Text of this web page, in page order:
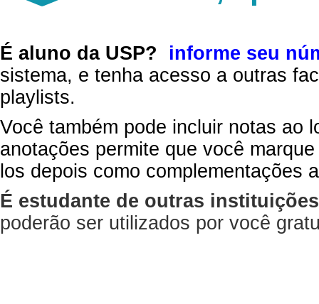
É aluno da USP?
informe seu
sistema, e tenha acesso a outras
playlists.
Você também pode incluir notas ao
anotações permite que você
los depois como complementações
É estudante de outras
poderão ser utilizados por você